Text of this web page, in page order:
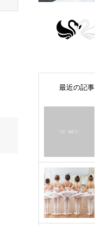
最近の記事